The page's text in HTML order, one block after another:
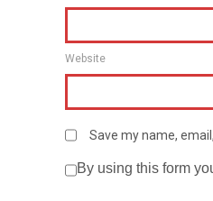
Website
Save my name,
By using this form